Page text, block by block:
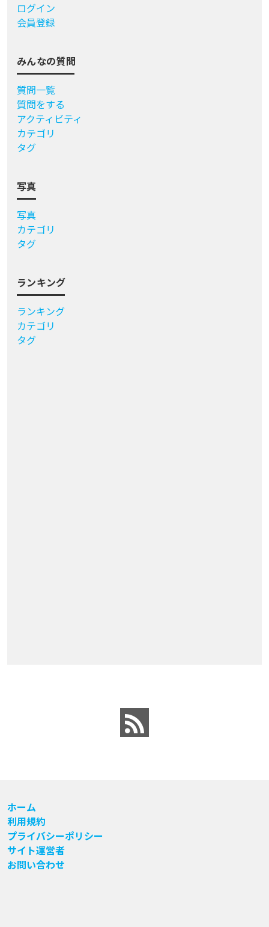
ログイン
会員登録
みんなの質問
質問一覧
質問をする
アクティビティ
カテゴリ
タグ
写真
写真
カテゴリ
タグ
ランキング
ランキング
カテゴリ
タグ
ホーム
利用規約
プライバシーポリシー
サイト運営者
お問い合わせ